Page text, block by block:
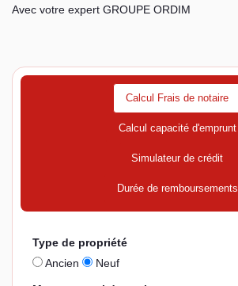
Avec votre expert GROUPE ORDIM
Calcul Frais de notaire
Calcul capacité d'emprunt
Simulateur de crédit
Durée de remboursements